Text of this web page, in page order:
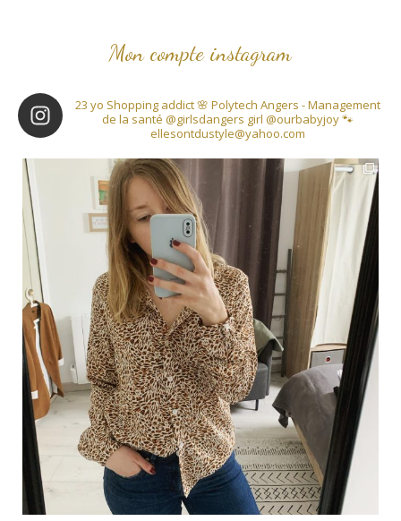
Mon compte instagram
23 yo Shopping addict 🌸 Polytech Angers - Management
de la santé @girlsdangers girl @ourbabyjoy 🐾
ellesontdustyle@yahoo.com